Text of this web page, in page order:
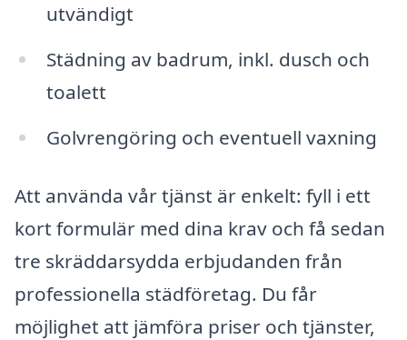
utvändigt
Städning av badrum, inkl. dusch och
toalett
Golvrengöring och eventuell vaxning
Att använda vår tjänst är enkelt: fyll i ett
kort formulär med dina krav och få sedan
tre skräddarsydda erbjudanden från
professionella städföretag. Du får
möjlighet att jämföra priser och tjänster,